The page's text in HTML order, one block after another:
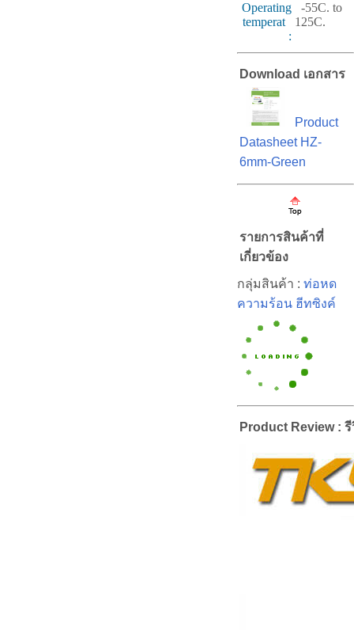
Operating
temperat
:
-55C. to
125C.
Download เอกสาร
Product
Datasheet HZ-
6mm-Green
รายการสินค้าที่
เกี่ยวข้อง
กลุ่มสินค้า : ท่อหด
ความร้อน ฮีทซิงค์
Product Review :